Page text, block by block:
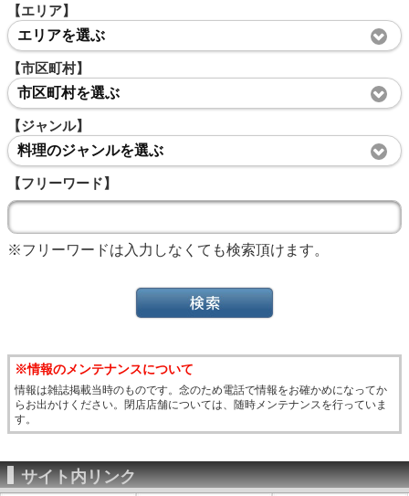
【エリア】
エリアを選ぶ
【市区町村】
市区町村を選ぶ
【ジャンル】
料理のジャンルを選ぶ
【フリーワード】
※フリーワードは入力しなくても検索頂けます。
※情報のメンテナンスについて
情報は雑誌掲載当時のものです。念のため電話で情報をお確かめになってか
らお出かけください。閉店店舗については、随時メンテナンスを行っていま
す。
サイト内リンク